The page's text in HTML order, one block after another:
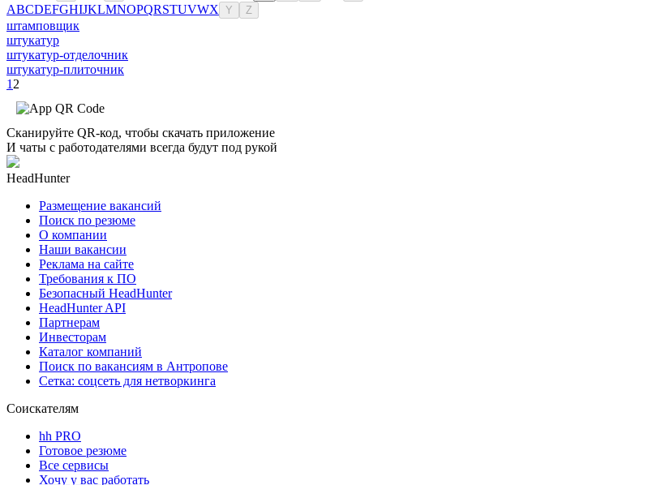
ABCDEFGHIJKLMNOPQRSTUVWX Y Z
штамповщик
штукатур
штукатур-отделочник
штукатур-плиточник
1 2
Сканируйте QR-код, чтобы скачать приложение
И чаты с работодателями всегда будут под рукой
HeadHunter
Размещение вакансий
Поиск по резюме
О компании
Наши вакансии
Реклама на сайте
Требования к ПО
Безопасный HeadHunter
HeadHunter API
Партнерам
Инвесторам
Каталог компаний
Поиск по вакансиям в Антропове
Сетка: соцсеть для нетворкинга
Соискателям
hh PRO
Готовое резюме
Все сервисы
Хочу у вас работать